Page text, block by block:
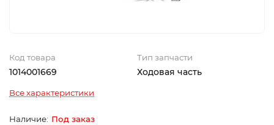
Код товара
1014001669
Тип запчасти
Ходовая часть
Все характеристики
Под заказ